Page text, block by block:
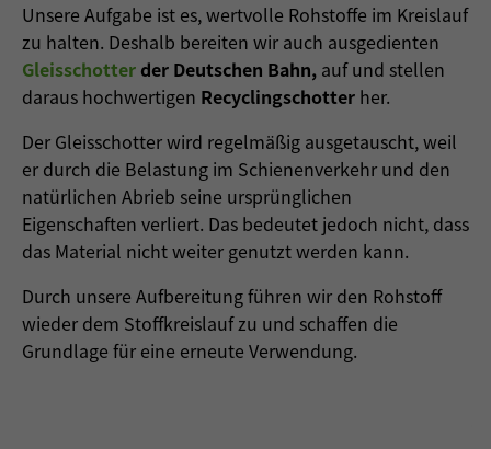
Unsere Aufgabe ist es, wertvolle Rohstoffe im Kreislauf
zu halten. Deshalb bereiten wir auch ausgedienten
Gleisschotter der Deutschen Bahn, auf und stellen
daraus hochwertigen Recyclingschotter her.
Der Gleisschotter wird regelmäßig ausgetauscht, weil
er durch die Belastung im Schienenverkehr und den
natürlichen Abrieb seine ursprünglichen
Eigenschaften verliert. Das bedeutet jedoch nicht, dass
das Material nicht weiter genutzt werden kann.
Durch unsere Aufbereitung führen wir den Rohstoff
wieder dem Stoffkreislauf zu und schaffen die
Grundlage für eine erneute Verwendung.